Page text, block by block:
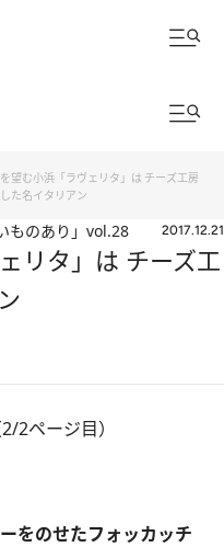
望む小浜「ラヴェリタ」は チーズ工房
た名イタリアン
のあり」 vol.28 2017.12.21
リタ」は チーズ工
2ページ目）
をのせたフォッカッチ